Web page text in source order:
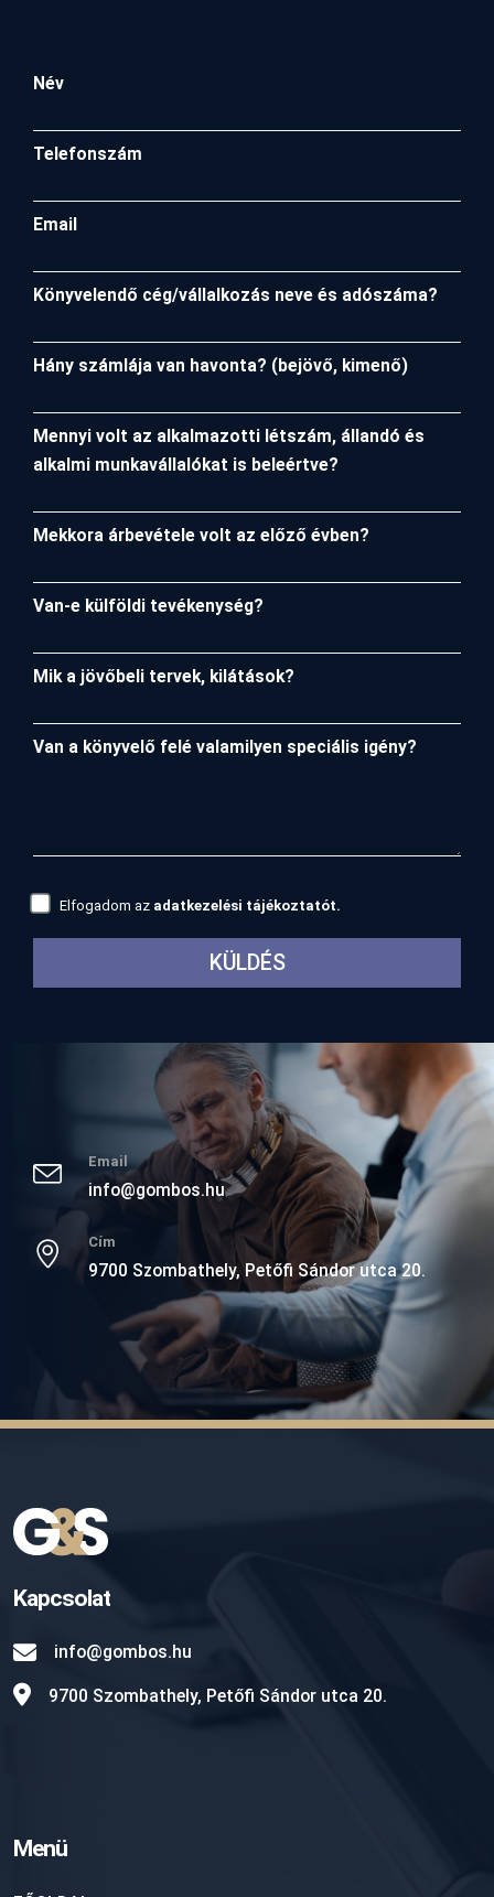
Név
Telefonszám
Email
Könyvelendő cég/vállalkozás neve és adószáma?
Hány számlája van havonta? (bejövő, kimenő)
Mennyi volt az alkalmazotti létszám, állandó és
alkalmi munkavállalókat is beleértve?
Mekkora árbevétele volt az előző évben?
Van-e külföldi tevékenység?
Mik a jövőbeli tervek, kilátások?
Van a könyvelő felé valamilyen speciális igény?
Elfogadom az adatkezelési tájékoztatót.
Email
info@gombos.hu
Cím
9700 Szombathely, Petőfi Sándor utca 20.
Kapcsolat
info@gombos.hu
9700 Szombathely, Petőfi Sándor utca 20.
Menü